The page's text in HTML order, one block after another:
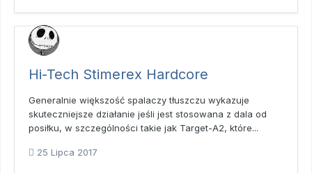
Hi-Tech Stimerex Hardcore
Generalnie większość spalaczy tłuszczu wykazuje
skuteczniejsze działanie jeśli jest stosowana z dala od
posiłku, w szczególności takie jak Target-A2, które...
25 Lipca 2017